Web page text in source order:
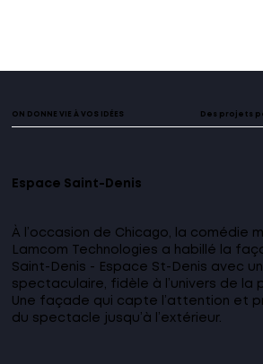
ON DONNE VIE À VOS IDÉES Des projets
Espace Saint-Denis
À l’occasion de Chicago, la comédie
Lamcom Technologies a habillé la
Saint-Denis - Espace St-Denis avec un
spectaculaire, fidèle à l’univers de la
Une façade qui capte l’attention et
du spectacle jusqu’à l’extérieur.